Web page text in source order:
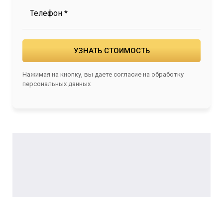
Телефон *
УЗНАТЬ СТОИМОСТЬ
Нажимая на кнопку, вы даете согласие на обработку
персональных данных